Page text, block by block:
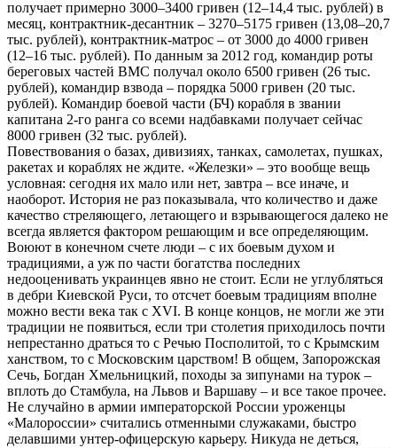
получает примерно 3000–3400 гривен (12–14,4 тыс. рублей) в
месяц, контрактник-десантник – 3270–5175 гривен (13,08–20,7
тыс. рублей), контрактник-матрос – от 3000 до 4000 гривен
(12–16 тыс. рублей). По данным за 2012 год, командир роты
береговых частей ВМС получал около 6500 гривен (26 тыс.
рублей), командир взвода – порядка 5000 гривен (20 тыс.
рублей). Командир боевой части (БЧ) корабля в звании
капитана 2-го ранга со всеми надбавками получает сейчас
8000 гривен (32 тыс. рублей).
Повествования о базах, дивизиях, танках, самолетах, пушках,
ракетах и кораблях не ждите. «Железки» – это вообще вещь
условная: сегодня их мало или нет, завтра – все иначе, и
наоборот. История не раз показывала, что количество и даже
качество стреляющего, летающего и взрывающегося далеко не
всегда является фактором решающим и все определяющим.
Воюют в конечном счете люди – с их боевым духом и
традициями, а уж по части богатства последних
недооценивать украинцев явно не стоит. Если не углубляться
в дебри Киевской Руси, то отсчет боевым традициям вполне
можно вести века так с XVI. В конце концов, не могли же эти
традиции не появиться, если три столетия приходилось почти
непрестанно драться то с Речью Посполитой, то с Крымским
ханством, то с Московским царством! В общем, Запорожская
Сечь, Богдан Хмельницкий, походы за зипунами на турок –
вплоть до Стамбула, на Львов и Варшаву – и все такое прочее.
Не случайно в армии императорской России уроженцы
«Малороссии» считались отменными служаками, быстро
делавшими унтер-офицерскую карьеру. Никуда не деться,